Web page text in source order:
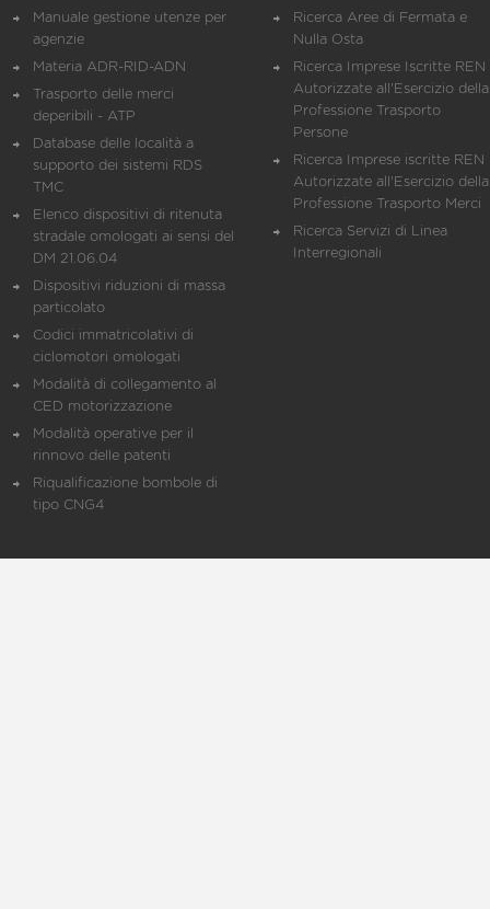
Manuale gestione utenze per
agenzie
Materia ADR-RID-ADN
Trasporto delle merci
deperibili - ATP
Database delle località a
supporto dei sistemi RDS
TMC
Elenco dispositivi di ritenuta
stradale omologati ai sensi del
DM 21.06.04
Dispositivi riduzioni di massa
particolato
Codici immatricolativi di
ciclomotori omologati
Modalità di collegamento al
CED motorizzazione
Modalità operative per il
rinnovo delle patenti
Riqualificazione bombole di
tipo CNG4
Ricerca Aree di Fermata e
Nulla Osta
Ricerca Imprese Iscritte REN
Autorizzate all'Esercizio della
Professione Trasporto
Persone
Ricerca Imprese iscritte REN
Autorizzate all'Esercizio della
Professione Trasporto Merci
Ricerca Servizi di Linea
Interregionali